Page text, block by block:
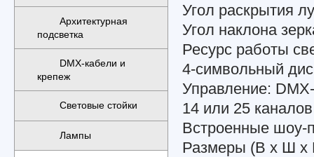
Архитектурная
подсветка
DMX-кабели и
крепеж
Световые стойки
Лампы
Угол раскрытия
Угол наклона
Ресурс работы
4-символьный
Управление:
14 или 25
Встроенные
Размеры (В х Ш х